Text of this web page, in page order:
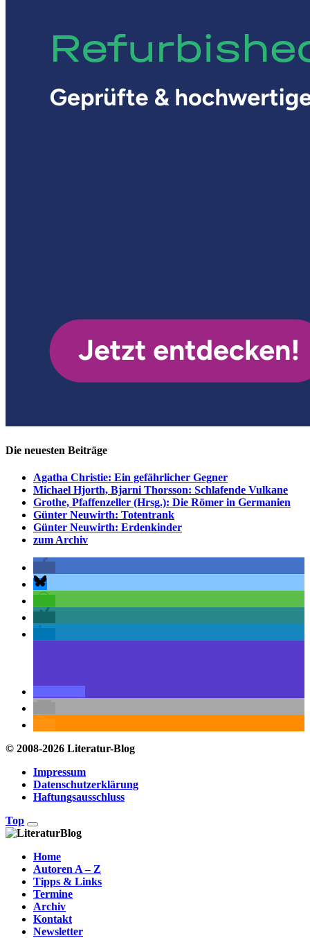
Die neuesten Beiträge
Agatha Christie: Ein gefährlicher Gegner
Michael Hjorth, Bjarni Thorsson: Schlafende Vulkane
Grothe, Pfaffenzeller (Hrsg.): Die Römer in Germanien
Günter Neuwirth: Totentrank
Günter Neuwirth: Erdenkinder
zum Archiv
© 2008-2026 Literatur-Blog
Impressum
Datenschutzerklärung
Haftungsausschluss
Top
Home
Autoren A – Z
Tipps & Links
Termine
Archiv
Kontakt
Newsletter